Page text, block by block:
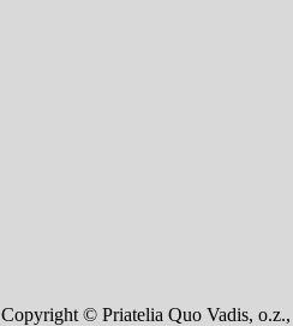
Copyright © Priatelia Quo Vadis,